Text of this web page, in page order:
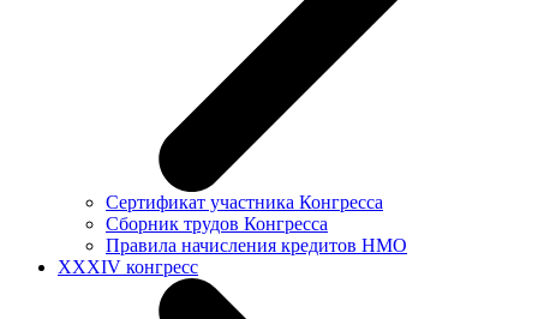
Сертификат участника Конгресса
Сборник трудов Конгресса
Правила начисления кредитов НМО
XXXIV конгресс